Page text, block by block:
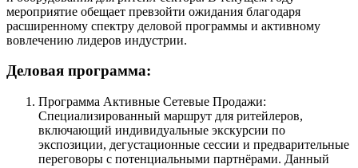
мероприятие обещает превзойти ожидания благодаря
расширенному спектру деловой программы и активному
вовлечению лидеров индустрии.
Деловая программа:
Программа Активные Сетевые Продажи:
Специализированный маршрут для ритейлеров,
включающий индивидуальные экскурсии по
экспозиции, дегустационные сессии и предварительные
переговоры с потенциальными партнёрами. Данный